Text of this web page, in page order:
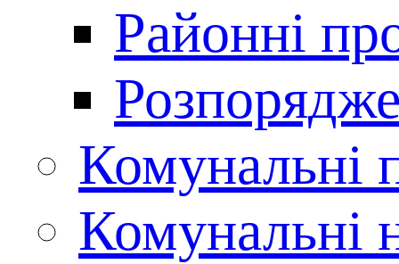
Районні
Комунальні
Комунальні